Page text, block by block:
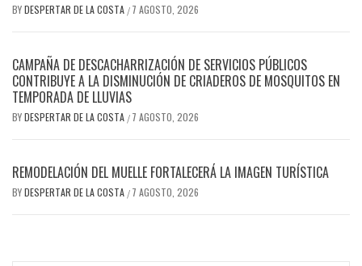
BYDESPERTAR DE LA COSTA / 7 AGOSTO, 2026
CAMPAÑA DE DESCACHARRIZACIÓN DE SERVICIOS PÚBLICOS
CONTRIBUYE A LA DISMINUCIÓN DE CRIADEROS DE MOSQUITOS EN
TEMPORADA DE LLUVIAS
BYDESPERTAR DE LA COSTA / 7 AGOSTO, 2026
REMODELACIÓN DEL MUELLE FORTALECERÁ LA IMAGEN TURÍSTICA
BYDESPERTAR DE LA COSTA / 7 AGOSTO, 2026